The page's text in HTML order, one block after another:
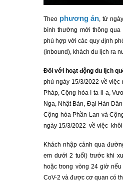
Theo phương án , từ
bình thường mới thông
phù hợp với các quy định
(inbound), khách du lịch ra
Đối với hoạt động du lịch
phủ ngày 15/3/2022 về
Pháp, Cộng hòa I-ta-li-a,
Nga, Nhật Bản, Đại Hàn
Cộng hòa Phần Lan và
ngày 15/3/2022 về việc khôi
Khách nhập cảnh qua
em dưới 2 tuổi) trước khi
hoặc trong vòng 24 giờ
CoV-2 và được cơ quan có